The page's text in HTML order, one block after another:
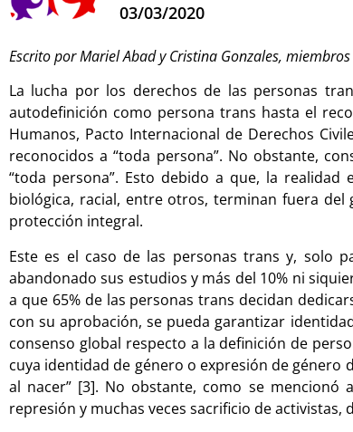
Escrito por Mariel Abad y Cristina Gonzales,
La lucha por los derechos de las personas
autodefinición como persona trans hasta el
Humanos, Pacto Internacional de Derechos
reconocidos a “toda persona”. No obstante,
“toda persona”. Esto debido a que, la realidad
biológica, racial, entre otros, terminan fuera
protección integral.
Este es el caso de las personas trans y, solo
abandonado sus estudios y más del 10% ni
a que 65% de las personas trans decidan
con su aprobación, se pueda garantizar
consenso global respecto a la definición de
cuya identidad de género o expresión de género
al nacer” [3]. No obstante, como se
represión y muchas veces sacrificio de
03/03/2020